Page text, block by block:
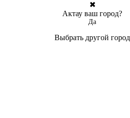
✖
Актау ваш город?
Да
Выбрать другой город